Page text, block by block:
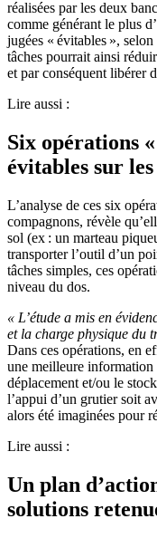
réalisées par les deux
comme générant le plus
jugées « évitables »,
tâches pourrait ainsi
et par conséquent libérer
Lire aussi :
Six opérations
évitables sur
L’analyse de ces six
compagnons, révèle
sol (ex : un marteau
transporter l’outil d’un
tâches simples, ces
niveau du dos.
« L’étude a mis en
et la charge physique du
Dans ces opérations, en
une meilleure
déplacement et/ou le
l’appui d’un grutier soit
alors été imaginées pour
Lire aussi :
Un plan
solutions